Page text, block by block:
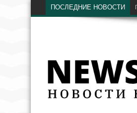
ПОСЛЕДНИЕ НОВОСТИ